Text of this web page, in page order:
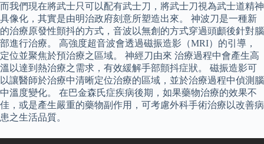
而我們現在將武士只可以配有武士刀，將武士刀視為武士道精神
具像化，其實是由明治政府刻意所塑造出來。 神波刀是一種新
的治療原發性顫抖的方式，音波以無創的方式穿過頭顱後針對腦
部進行治療。 高強度超音波會透過磁振造影（MRI）的引導，
定位並聚焦於預治療之區域。 神經刀由來 治療過程中會產生高
溫以達到熱治療之需求，有效緩解手部顫抖症狀。 磁振造影可
以讓醫師於治療中清晰定位治療的區域，並於治療過程中偵測腦
中溫度變化。 在巴金森氏症疾病後期，如果藥物治療的效果不
佳，或是產生嚴重的藥物副作用，可考慮外科手術治療以改善病
患之生活品質。